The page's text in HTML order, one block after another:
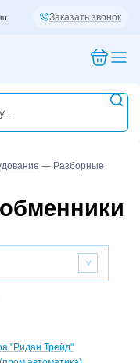
Заказать звонок
— Разборные
>